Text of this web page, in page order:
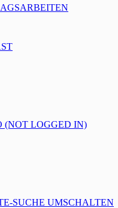
(NOT LOGGED IN)
SUCHE UMSCHALTEN